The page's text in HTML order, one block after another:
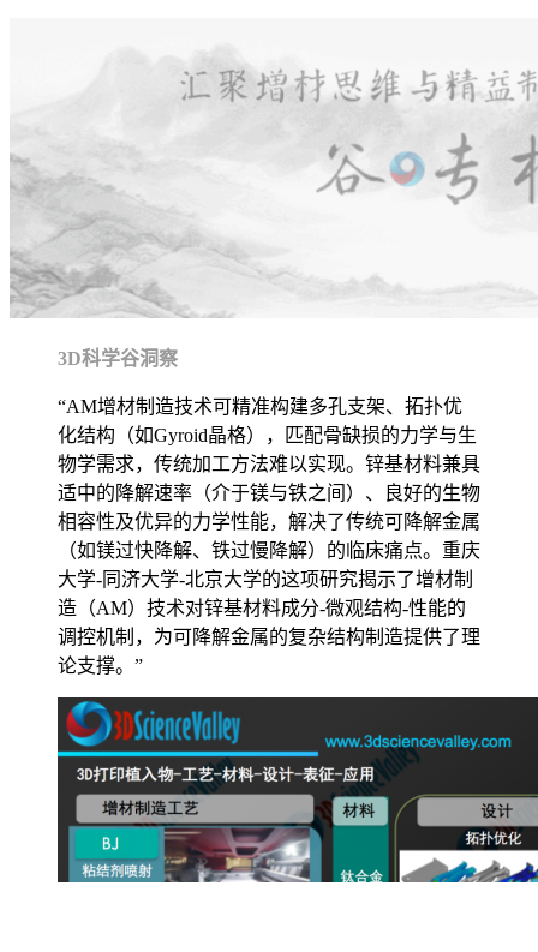
3D科学谷洞察
“AM增材制造技术可精准构建多孔支架、拓扑优
化结构（如Gyroid晶格），匹配骨缺损的力学与生
物学需求，传统加工方法难以实现。锌基材料兼具
适中的降解速率（介于镁与铁之间）、良好的生物
相容性及优异的力学性能，解决了传统可降解金属
（如镁过快降解、铁过慢降解）的临床痛点。重庆
大学-同济大学-北京大学的这项研究揭示了增材制
造（AM）技术对锌基材料成分-微观结构-性能的
调控机制，为可降解金属的复杂结构制造提供了理
论支撑。”